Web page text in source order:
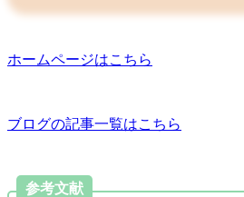
ホームページはこちら
ブログの記事一覧はこちら
参考文献